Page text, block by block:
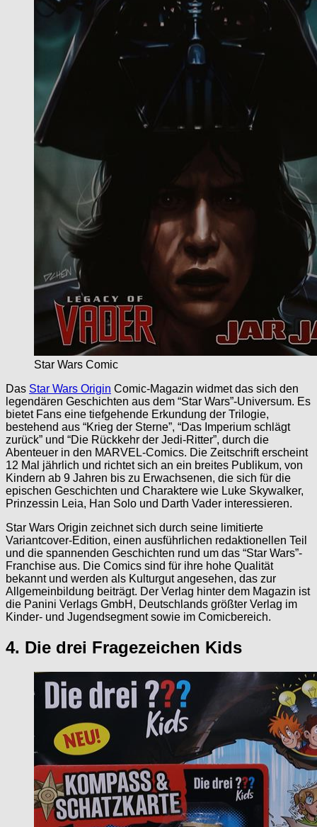
Star Wars Comic
Das Star Wars Origin Comic-Magazin widmet das sich den
legendären Geschichten aus dem “Star Wars”-Universum. Es
bietet Fans eine tiefgehende Erkundung der Trilogie,
bestehend aus “Krieg der Sterne”, “Das Imperium schlägt
zurück” und “Die Rückkehr der Jedi-Ritter”, durch die
Abenteuer in den MARVEL-Comics. Die Zeitschrift erscheint
12 Mal jährlich und richtet sich an ein breites Publikum, von
Kindern ab 9 Jahren bis zu Erwachsenen, die sich für die
epischen Geschichten und Charaktere wie Luke Skywalker,
Prinzessin Leia, Han Solo und Darth Vader interessieren.
Star Wars Origin zeichnet sich durch seine limitierte
Variantcover-Edition, einen ausführlichen redaktionellen Teil
und die spannenden Geschichten rund um das “Star Wars”-
Franchise aus. Die Comics sind für ihre hohe Qualität
bekannt und werden als Kulturgut angesehen, das zur
Allgemeinbildung beiträgt. Der Verlag hinter dem Magazin ist
die Panini Verlags GmbH, Deutschlands größter Verlag im
Kinder- und Jugendsegment sowie im Comicbereich.
4. Die drei Fragezeichen Kids